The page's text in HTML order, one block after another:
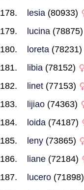
lesia (80933)
lucina (78875)
loreta (78231)
libia (78152)
linet (77153)
lijiao (74363)
loida (74187)
leny (73865)
liane (72184)
lucero (71898)